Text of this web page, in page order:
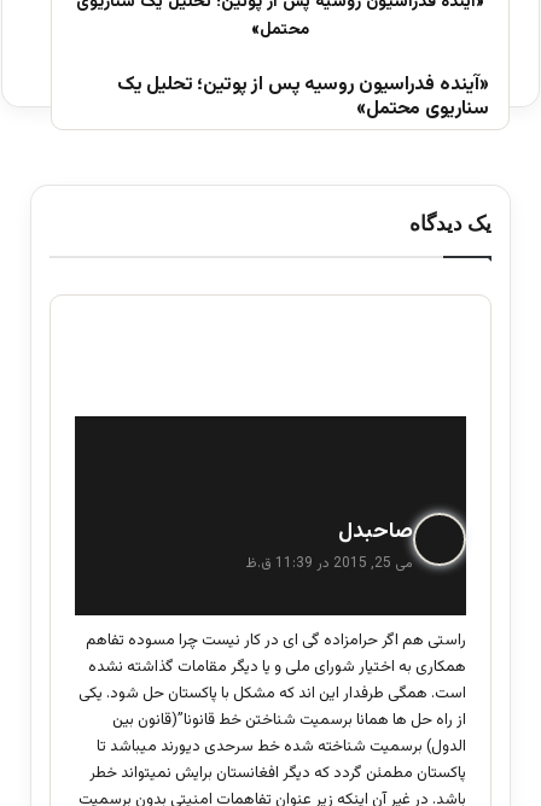
«آینده فدراسیون روسیه پس از پوتین؛ تحلیل یک
سناریوی محتمل»
یک دیدگاه
صاحبدل
ف
می 25, 2015 در 11:39 ق.ظ
راستی هم اگر حرامزاده گی ای در کار نیست چرا مسوده تفاهم
همکاری به اختیار شورای ملی و یا دیگر مقامات گذاشته نشده
است. همگی طرفدار این اند که مشکل با پاکستان حل شود. یکی
از راه حل ها همانا برسمیت شناختن خط قانونا”(قانون بین
الدول) برسمیت شناخته شده خط سرحدی دیورند میباشد تا
پاکستان مطمئن گردد که دیگر افغانستان برایش نمیتواند خطر
باشد. در غیر آن اینکه زیر عنوان تفاهمات امنیتی بدون برسمیت